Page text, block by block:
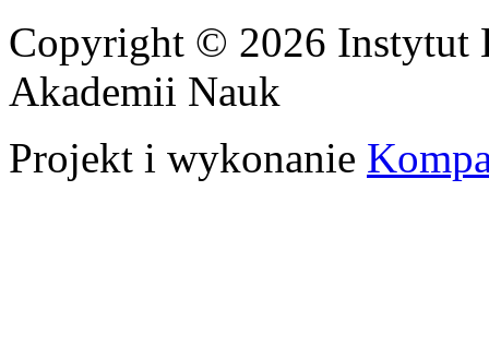
Copyright © 2026 Instytut
Akademii Nauk
Projekt i wykonanie